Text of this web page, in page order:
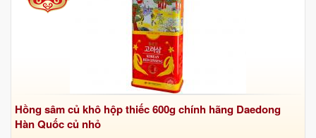
Hồng sâm củ khô hộp thiếc 600g chính hãng Daedong
Hàn Quốc củ nhỏ